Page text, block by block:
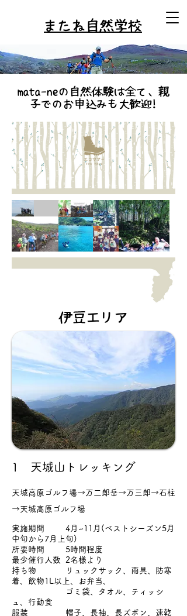
またね自然学校
mata-neの自然体験は全て、親
子でのお申込みも大歓迎!
伊豆エリア
1 天城山トレッキング
天城高原ゴルフ場→万二郎岳→万三郎→石柱
→天城高原ゴルフ場
実施期間 4月~11月(ベストシーズン5月
中旬から7月上旬)
所要時間 5時間程度
最少催行人数 2名様より
持ち物 リュックサック、雨具、防寒
着、飲物1L以上、お弁当、
ゴミ袋、タオル、ティッシ
ュ、行動食
服装 帽子、長袖、長ズボン、速乾